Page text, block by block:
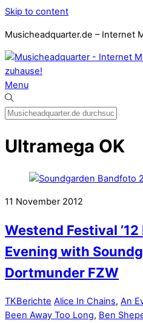
Skip to content
Musicheadquarter.de – Internet
Menu
Ultramega OK
11 November 2012
Westend Festival ’12
Evening with
Dortmunder FZW
TKBerichte Alice In Chains, An
Been Away Too Long, Ben